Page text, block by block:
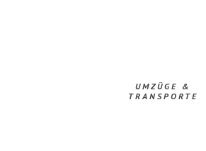
UMZÜGE &
TRANSPORTE